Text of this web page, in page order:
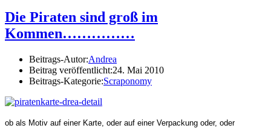
Die Piraten sind groß im
Kommen……………
Beitrags-Autor:Andrea
Beitrag veröffentlicht:24. Mai 2010
Beitrags-Kategorie:Scraponomy
ob als Motiv auf einer Karte, oder auf einer Verpackung oder, oder